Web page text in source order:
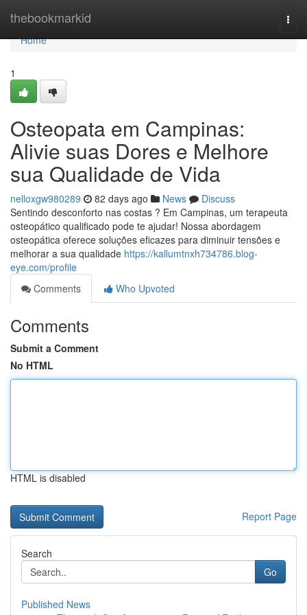
thebookmarkid
Home
Home
1
Osteopata em Campinas:
Alivie suas Dores e Melhore
sua Qualidade de Vida
nelloxgw980289 82 days ago News
Discuss
Sentindo desconforto nas costas ? Em Campinas, um terapeuta
osteopático qualificado pode te ajudar! Nossa abordagem
osteopática oferece soluções eficazes para diminuir tensões e
melhorar a sua qualidade https://kallumtnxh734786.blog-
eye.com/profile
Comments
Who Upvoted
Comments
Submit a Comment
No HTML
HTML is disabled
Report Page
Search
Go
Published News